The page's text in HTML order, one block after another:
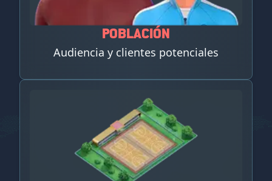
POBLACIÓN
Audiencia y clientes potenciales